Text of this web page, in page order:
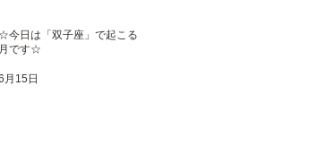
☆今日は「双子座」で起こる新
月です☆
月15日